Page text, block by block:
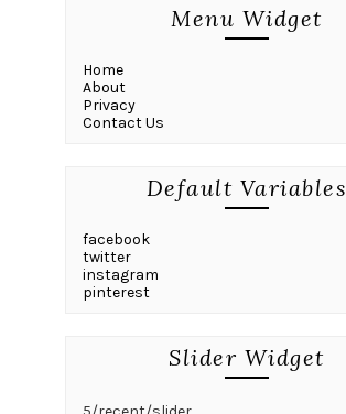
Menu Widget
Home
About
Privacy
Contact Us
Default Variables
facebook
twitter
instagram
pinterest
Slider Widget